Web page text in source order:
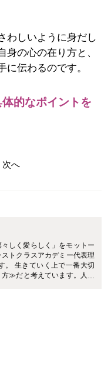
わしいように身だし
の心の在り方と、
に伝わるのです。
的なポイントを
次へ
しく愛らしく」をモットー
トクラスアカデミー代表理
。 生きていく上で一番大切
≫だと考えています。人と